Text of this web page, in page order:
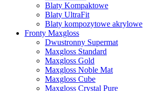
Blaty Kompaktowe
Blaty UltraFit
Blaty kompozytowe akrylowe
Fronty Maxgloss
Dwustronny Supermat
Maxgloss Standard
Maxgloss Gold
Maxgloss Noble Mat
Maxgloss Cube
Maxgloss Crystal Pure